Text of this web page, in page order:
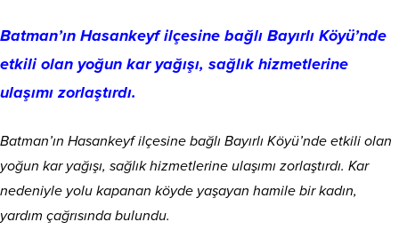
Batman’ın Hasankeyf ilçesine bağlı Bayırlı Köyü’nde
etkili olan yoğun kar yağışı, sağlık hizmetlerine
ulaşımı zorlaştırdı.
Batman’ın Hasankeyf ilçesine bağlı Bayırlı Köyü’nde etkili olan
yoğun kar yağışı, sağlık hizmetlerine ulaşımı zorlaştırdı. Kar
nedeniyle yolu kapanan köyde yaşayan hamile bir kadın,
yardım çağrısında bulundu.